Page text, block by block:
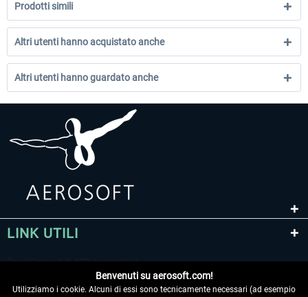
Prodotti simili
Altri utenti hanno acquistato anche
Altri utenti hanno guardato anche
LINK UTILI
Benvenuti su aerosoft.com!
Utilizziamo i cookie. Alcuni di essi sono tecnicamente necessari (ad esempio